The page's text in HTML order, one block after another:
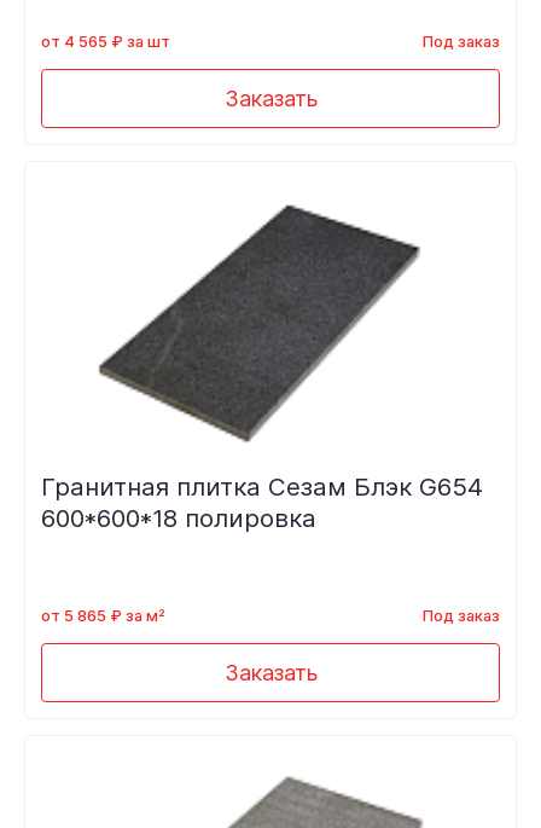
от 4 565 ₽ за шт Под заказ
Заказать
Гранитная плитка Сезам Блэк G654
600*600*18 полировка
от 5 865 ₽ за м² Под заказ
Заказать